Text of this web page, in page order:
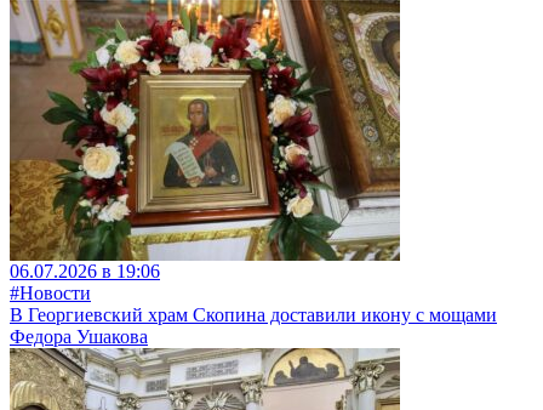
06.07.2026 в 19:06
#Новости
В Георгиевский храм Скопина доставили икону с мощами
Федора Ушакова